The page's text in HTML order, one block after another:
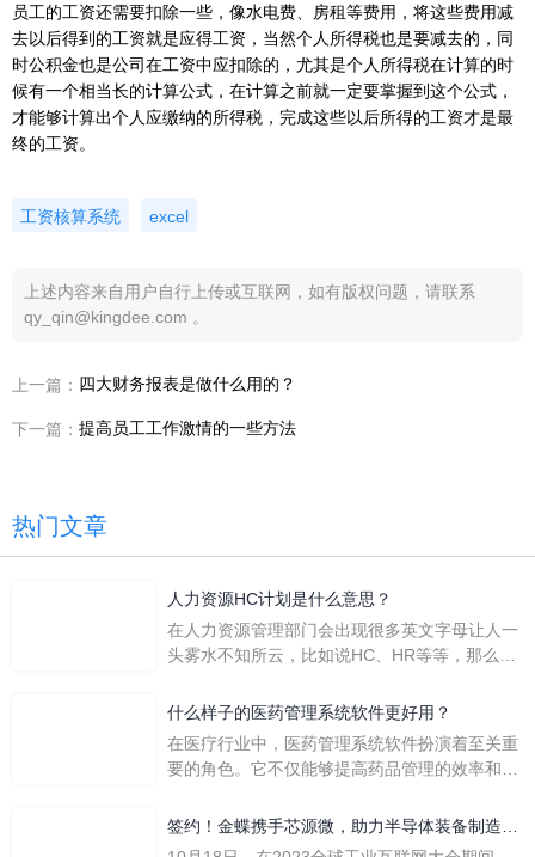
员工的工资还需要扣除一些，像水电费、房租等费用，将这些费用减
去以后得到的工资就是应得工资，当然个人所得税也是要减去的，同
时公积金也是公司在工资中应扣除的，尤其是个人所得税在计算的时
候有一个相当长的计算公式，在计算之前就一定要掌握到这个公式，
才能够计算出个人应缴纳的所得税，完成这些以后所得的工资才是最
终的工资。
工资核算系统 excel
上述内容来自用户自行上传或互联网，如有版权问题，请联系
qy_qin@kingdee.com 。
上一篇： 四大财务报表是做什么用的？
下一篇： 提高员工工作激情的一些方法
热门文章
人力资源HC计划是什么意思？
在人力资源管理部门会出现很多英文字母让人一
头雾水不知所云，比如说HC、HR等等，那么它
么呢？
什么样子的医药管理系统软件更好用？
在医疗行业中，医药管理系统软件扮演着至关重
要的角色。它不仅能够提高药品管理的效率和准
一个好用的医药管理系统软件应具备以下特点。
签约！金蝶携手芯源微，助力半导体装备制造领
先企业迈向世界